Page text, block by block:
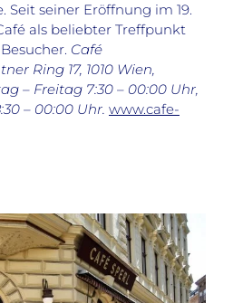
Seit seiner Eröffnung im 19.
als beliebter Treffpunkt
Café
Ring 17, 1010 Wien,
– Freitag 7:30 – 00:00 Uhr,
– 00:00 Uhr. www.cafe-